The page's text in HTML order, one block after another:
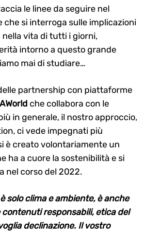
le linee da seguire nel
che si interroga sulle implicazioni
vita di tutti i giorni,
intorno a questo grande
mai di studiare…
partnership con piattaforme
AWorld che collabora con le
in generale, il nostro approccio,
ci vede impegnati più
è creato volontariamente un
ha a cuore la sostenibilità e si
nel corso del 2022.
solo clima e ambiente, è anche
responsabili, etica del
declinazione. Il vostro